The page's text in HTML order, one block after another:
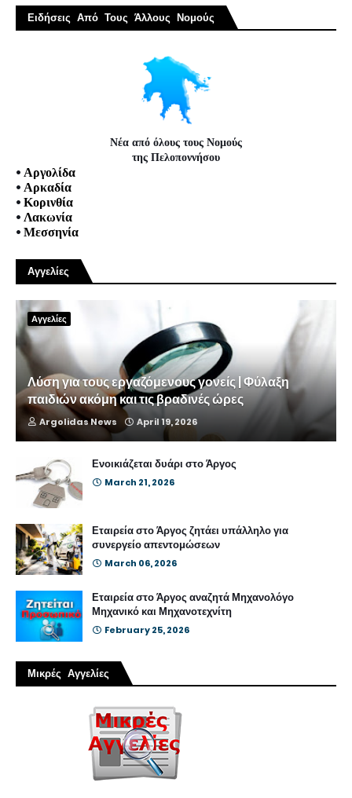
Ειδήσεις Από Τους Άλλους Νομούς
Νέα από όλους τους Νομούς
της Πελοποννήσου
• Αργολίδα
• Αρκαδία
• Κορινθία
• Λακωνία
• Μεσσηνία
Αγγελίες
Αγγελίες
Λύση για τους εργαζόμενους γονείς | Φύλαξη
παιδιών ακόμη και τις βραδινές ώρες
Argolidas News April 19, 2026
Ενοικιάζεται δυάρι στο Άργος
March 21, 2026
Εταιρεία στο Άργος ζητάει υπάλληλο για
συνεργείο απεντομώσεων
March 06, 2026
Εταιρεία στο Άργος αναζητά Μηχανολόγο
Μηχανικό και Μηχανοτεχνίτη
February 25, 2026
Μικρές Αγγελίες